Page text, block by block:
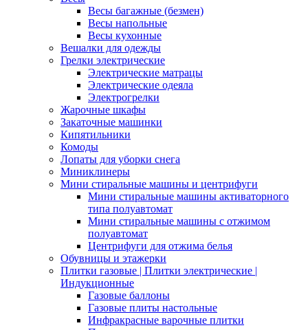
Весы багажные (безмен)
Весы напольные
Весы кухонные
Вешалки для одежды
Грелки электрические
Электрические матрацы
Электрические одеяла
Электрогрелки
Жарочные шкафы
Закаточные машинки
Кипятильники
Комоды
Лопаты для уборки снега
Миниклинеры
Мини стиральные машины и центрифуги
Мини стиральные машины активаторного
типа полуавтомат
Мини стиральные машины с отжимом
полуавтомат
Центрифуги для отжима белья
Обувницы и этажерки
Плитки газовые | Плитки электрические |
Индукционные
Газовые баллоны
Газовые плиты настольные
Инфракрасные варочные плитки